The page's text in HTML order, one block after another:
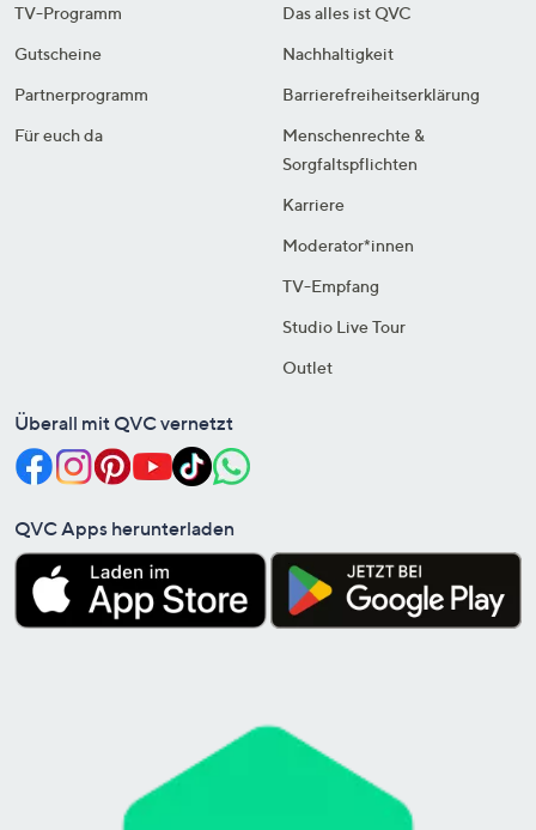
TV-Programm
Gutscheine
Partnerprogramm
Für euch da
Das alles ist QVC
Nachhaltigkeit
Barrierefreiheitserklärung
Menschenrechte &
Sorgfaltspflichten
Karriere
Moderator*innen
TV-Empfang
Studio Live Tour
Outlet
Überall mit QVC vernetzt
QVC Apps herunterladen